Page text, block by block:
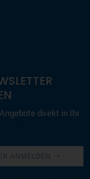
direkt in Ihr
ANMELDEN